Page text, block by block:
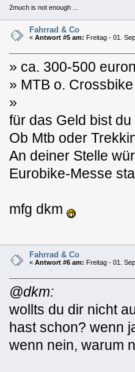
2much is not enough ...
Fahrrad & Co
« Antwort #5 am: Freitag - 01.
» ca. 300-500
» MTB o. Crossbike
»
für das Geld bist
Ob Mtb oder
An deiner Stelle
Eurobike-Messe
mfg dkm
Fahrrad & Co
« Antwort #6 am: Freitag - 01.
@dkm:
wollts du dir nicht
hast schon? wenn
wenn nein, warum